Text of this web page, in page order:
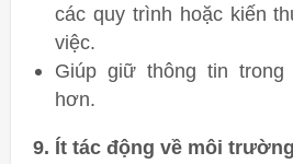
các quy trình hoặc kiến
việc.
Giúp giữ thông tin
hơn.
9. Ít tác động về môi trường